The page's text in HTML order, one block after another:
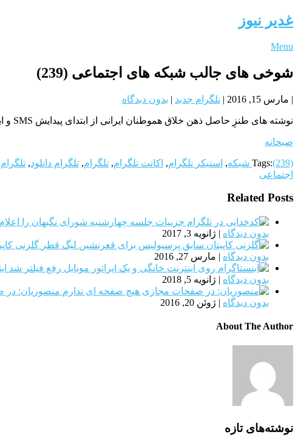
غدیر نیوز
Menu
شوخی های جالب شبکه های اجتماعی (239)
| مارس 15, 2016 | تلگرام جدید | بدون دیدگاه
نوشته های طنزِ حاصل ذهن خلاق هموطنان ایرانی از ابتدای پیدایش SMS و ایمیل تا به امروز در شبکه های اجتماعی نظیر توئیتر، وایبر، لاین، واتس آپ، تلگرام و …. حضور همیشگی و پررنگی داشته و دارند.
صبحانه
Tags:(239) شبکه , استیکر تلگرام, اکانت تلگرام, تلگرام, تلگرام دانلود,
اجتماعی
Related Posts
بدون دیدگاه | ژانویه 3, 2017
گلزنی
بدون دیدگاه | مارس 27, 2016
بدون دیدگاه | ژانویه 5, 2018
منصوریان: در
بدون دیدگاه | ژوئن 20, 2016
About The Author
نوشته‌های تازه